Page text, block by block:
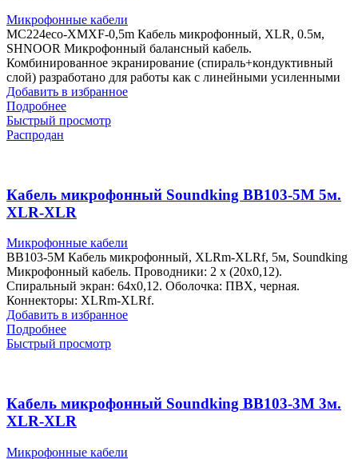
Микрофонные кабели
MC224eco-XMXF-0,5m Кабель микрофонный, XLR, 0.5м,
SHNOOR Микрофонный балансный кабель.
Комбинированное экранирование (спираль+кондуктивный
слой) разработано для работы как с линейными усиленными
Добавить в избранное
Подробнее
Быстрый просмотр
Распродан
Кабель микрофонный Soundking BB103-5M 5м.
XLR-XLR
Микрофонные кабели
BB103-5M Кабель микрофонный, XLRm-XLRf, 5м, Soundking
Микрофонный кабель. Проводники: 2 х (20х0,12).
Спиральный экран: 64х0,12. Оболочка: ПВХ, черная.
Коннекторы: XLRm-XLRf.
Добавить в избранное
Подробнее
Быстрый просмотр
Кабель микрофонный Soundking BB103-3M 3м.
XLR-XLR
Микрофонные кабели